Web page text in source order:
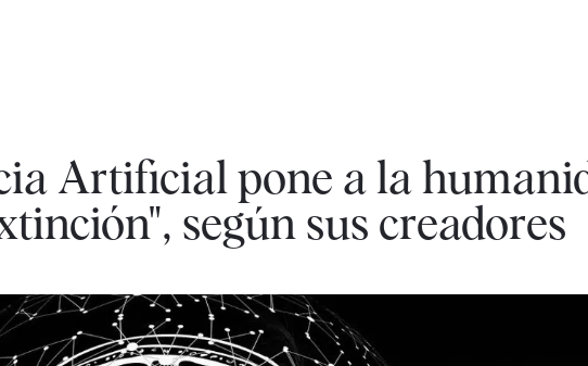
Artificial pone a la
según sus creadores